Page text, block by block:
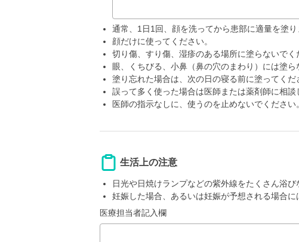
通常、1日1回、顔を洗ってから患部に適量を塗
顔だけに使ってください。
切り傷、すり傷、湿疹のある場所に塗らないでく
眼、くちびる、小鼻（鼻の穴のまわり）には塗
塗り忘れた場合は、次の日の寝る前に塗ってくだ
誤って多く使った場合は医師または薬剤師に相談
医師の指示なしに、使うのを止めないでください。
生活上の注意
日光や日焼けランプなどの紫外線をたくさん浴び
妊娠した場合、あるいは妊娠が予想される場合に
医療担当者記入欄